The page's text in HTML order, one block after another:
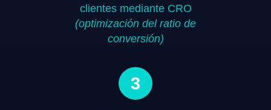
clientes mediante CRO
(optimización del ratio de
conversión)
3